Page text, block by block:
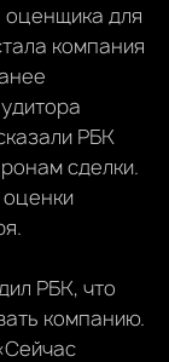
оценщика для
компания
РБК
сделки.
РБК, что
компанию.